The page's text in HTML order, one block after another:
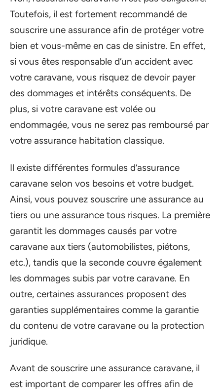
Toutefois, il est fortement recommandé de
souscrire une assurance afin de protéger votre
bien et vous-même en cas de sinistre. En effet,
si vous êtes responsable d’un accident avec
votre caravane, vous risquez de devoir payer
des dommages et intérêts conséquents. De
plus, si votre caravane est volée ou
endommagée, vous ne serez pas remboursé par
votre assurance habitation classique.
Il existe différentes formules d’assurance
caravane selon vos besoins et votre budget.
Ainsi, vous pouvez souscrire une assurance au
tiers ou une assurance tous risques. La première
garantit les dommages causés par votre
caravane aux tiers (automobilistes, piétons,
etc.), tandis que la seconde couvre également
les dommages subis par votre caravane. En
outre, certaines assurances proposent des
garanties supplémentaires comme la garantie
du contenu de votre caravane ou la protection
juridique.
Avant de souscrire une assurance caravane, il
est important de comparer les offres afin de